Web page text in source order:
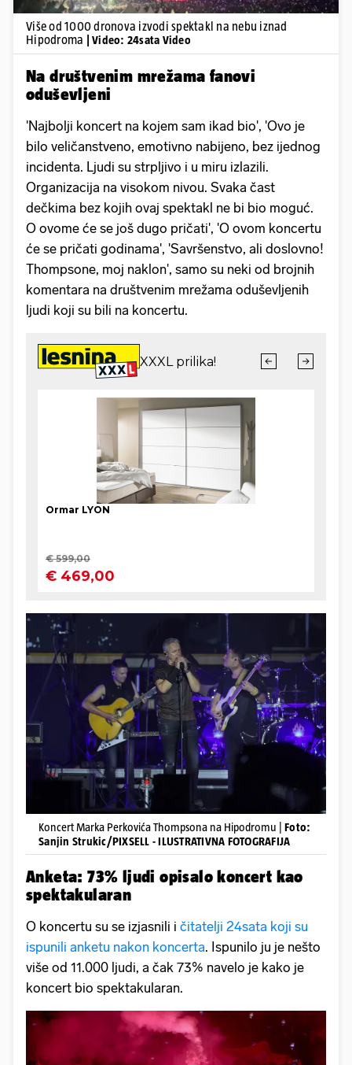
Više od 1000 dronova izvodi spektakl na nebu iznad
Hipodroma
| Video: 24sata Video
Na društvenim mrežama fanovi
oduševljeni
'Najbolji koncert na kojem sam ikad bio', 'Ovo je
bilo veličanstveno, emotivno nabijeno, bez ijednog
incidenta. Ljudi su strpljivo i u miru izlazili.
Organizacija na visokom nivou. Svaka čast
dečkima bez kojih ovaj spektakl ne bi bio moguć.
O ovome će se još dugo pričati', 'O ovom koncertu
će se pričati godinama', 'Savršenstvo, ali doslovno!
Thompsone, moj naklon', samo su neki od brojnih
komentara na društvenim mrežama oduševljenih
ljudi koji su bili na koncertu.
Koncert Marka Perkovića Thompsona na Hipodromu | Foto:
Sanjin Strukic/PIXSELL - ILUSTRATIVNA FOTOGRAFIJA
Anketa: 73% ljudi opisalo koncert kao
spektakularan
O koncertu su se izjasnili i čitatelji 24sata koji su
ispunili anketu nakon koncerta. Ispunilo ju je nešto
više od 11.000 ljudi, a čak 73% navelo je kako je
koncert bio spektakularan.